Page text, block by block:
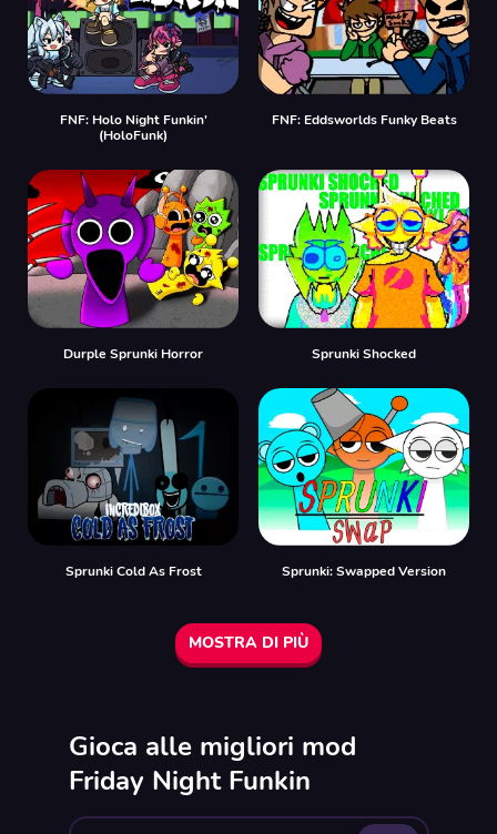
FNF: Holo Night Funkin'
(HoloFunk)
FNF: Eddsworlds Funky Beats
Durple Sprunki Horror Sprunki Shocked
Sprunki Cold As Frost Sprunki: Swapped Version
MOSTRA DI PIÙ
Gioca alle migliori mod
Friday Night Funkin